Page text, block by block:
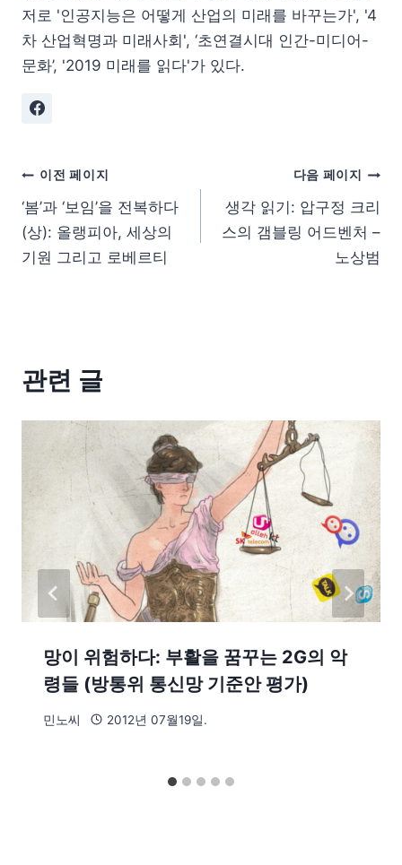
저로 '인공지능은 어떻게 산업의 미래를 바꾸는가', '4
차 산업혁명과 미래사회', ‘초연결시대 인간-미디어-
문화’, '2019 미래를 읽다'가 있다.
이전 페이지
‘봄’과 ‘보임’을 전복하다
(상): 올랭피아, 세상의
기원 그리고 로베르티
다음 페이지
생각 읽기: 압구정 크리
스의 갬블링 어드벤처 –
노상범
관련 글
망이 위험하다: 부활을 꿈꾸는 2G의 악
령들 (방통위 통신망 기준안 평가)
민노씨 2012년 07월19일.